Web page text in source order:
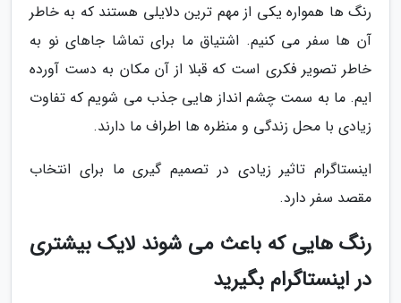
رنگ ها همواره یکی از مهم ترین دلایلی هستند که به خاطر
آن ها سفر می کنیم. اشتیاق ما برای تماشا جاهای نو به
خاطر تصویر فکری است که قبلا از آن مکان به دست آورده
ایم. ما به سمت چشم انداز هایی جذب می شویم که تفاوت
زیادی با محل زندگی و منظره ها اطراف ما دارند.
اینستاگرام تاثیر زیادی در تصمیم گیری ما برای انتخاب
مقصد سفر دارد.
رنگ هایی که باعث می شوند لایک بیشتری
در اینستاگرام بگیرید